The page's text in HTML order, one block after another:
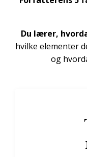
Du lærer,
hvilke elementer
og